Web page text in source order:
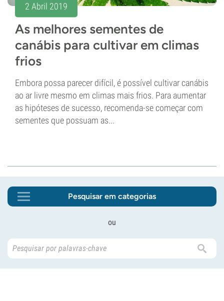
2 Abril 2019
As melhores sementes de
canábis para cultivar em climas
frios
Embora possa parecer difícil, é possível cultivar canábis
ao ar livre mesmo em climas mais frios. Para aumentar
as hipóteses de sucesso, recomenda-se começar com
sementes que possuam as...
Pesquisar em categorias
ou